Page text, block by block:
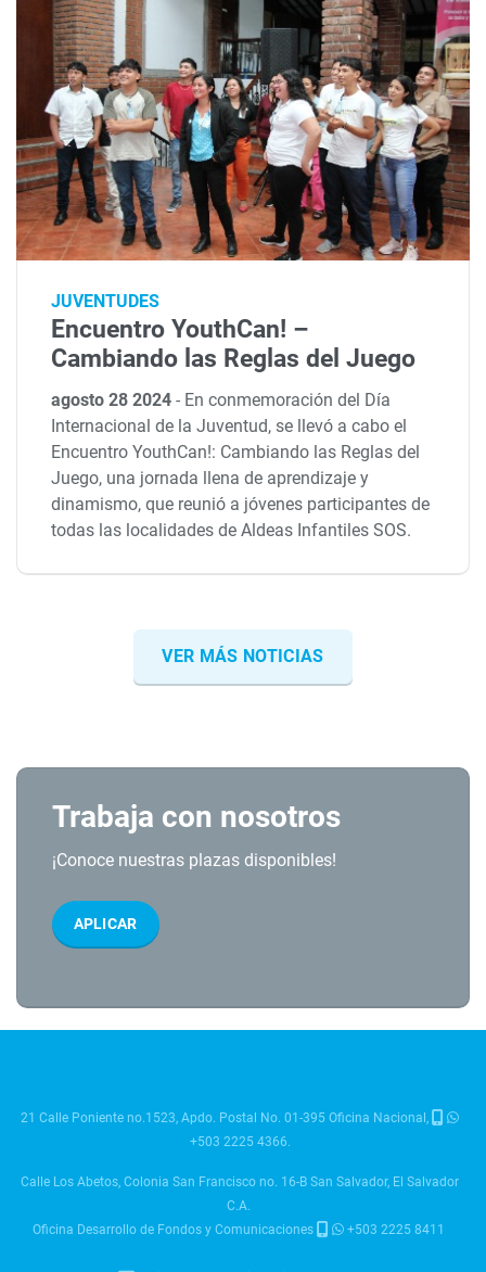
JUVENTUDES
Encuentro YouthCan! –
Cambiando las Reglas del Juego
agosto 28 2024- En conmemoración del Día
Internacional de la Juventud, se llevó a cabo el
Encuentro YouthCan!: Cambiando las Reglas del
Juego, una jornada llena de aprendizaje y
dinamismo, que reunió a jóvenes participantes de
todas las localidades de Aldeas Infantiles SOS.
VER MÁS NOTICIAS
Trabaja con nosotros
¡Conoce nuestras plazas disponibles!
APLICAR
21 Calle Poniente no.1523, Apdo. Postal No. 01-395 Oficina Nacional,
+503 2225 4366.
Calle Los Abetos, Colonia San Francisco no. 16-B San Salvador, El Salvador
C.A.
Oficina Desarrollo de Fondos y Comunicaciones
+503 2225 8411